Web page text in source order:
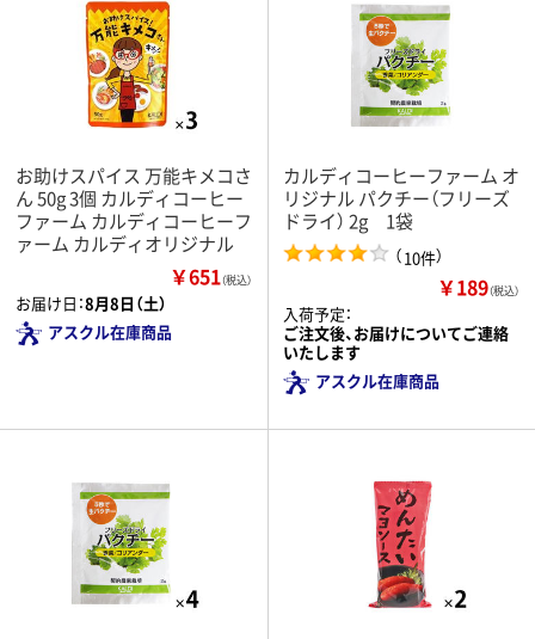
お助けスパイス 万能キメコさ
ん 50g 3個 カルディコーヒー
ファーム カルディコーヒーフ
ァーム カルディオリジナル
￥651（税込）
お届け日：8月8日（土）
アスクル在庫商品
カルディコーヒーファーム オ
リジナル パクチー（フリーズ
ドライ） 2g 1袋
（10件）
￥189（税込）
入荷予定：
ご注文後、お届けについてご連絡
いたします
アスクル在庫商品